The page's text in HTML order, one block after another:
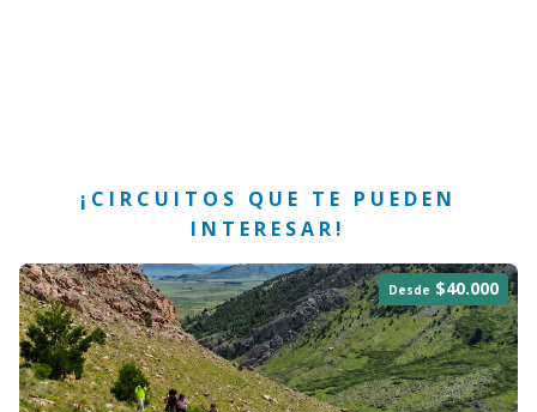
¡CIRCUITOS QUE TE PUEDEN
INTERESAR!
Desde $40.000